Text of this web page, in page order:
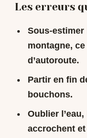
Les erreurs
Sous-estimer
montagne, ce
d’autoroute.
Partir en fin
bouchons.
Oublier
accrochent